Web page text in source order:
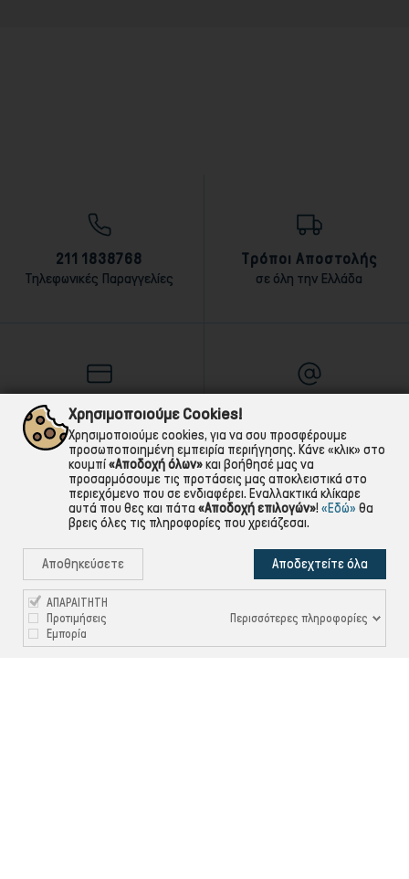
211 1838768
Τηλεφωνικές Παραγγελίες
Τρόποι Αποστολής
σε όλη την Ελλάδα
Τρόποι Πληρωμής
αντικαταβολή,κάρτα,τραπεζική Για ό,τι χρειαστείς!
Χρησιμοποιούμε Cookies!
Χρησιμοποιούμε cookies, για να σου προσφέρουμε
προσωποποιημένη εμπειρία περιήγησης. Κάνε «κλικ» στο
κουμπί«Αποδοχή όλων»και βοήθησέ μας να
προσαρμόσουμε τις προτάσεις μας αποκλειστικά στο
περιεχόμενο που σε ενδιαφέρει. Εναλλακτικά κλίκαρε
αυτά που θες και πάτα «Αποδοχή επιλογών»! «Εδώ» θα
βρεις όλες τις πληροφορίες που χρειάζεσαι.
Αποθηκεύσετε Αποδεχτείτε όλα
ΑΠΑΡΑΙΤΗΤΗ
Προτιμήσεις
Εμπορία
Περισσότερες πληροφορίες